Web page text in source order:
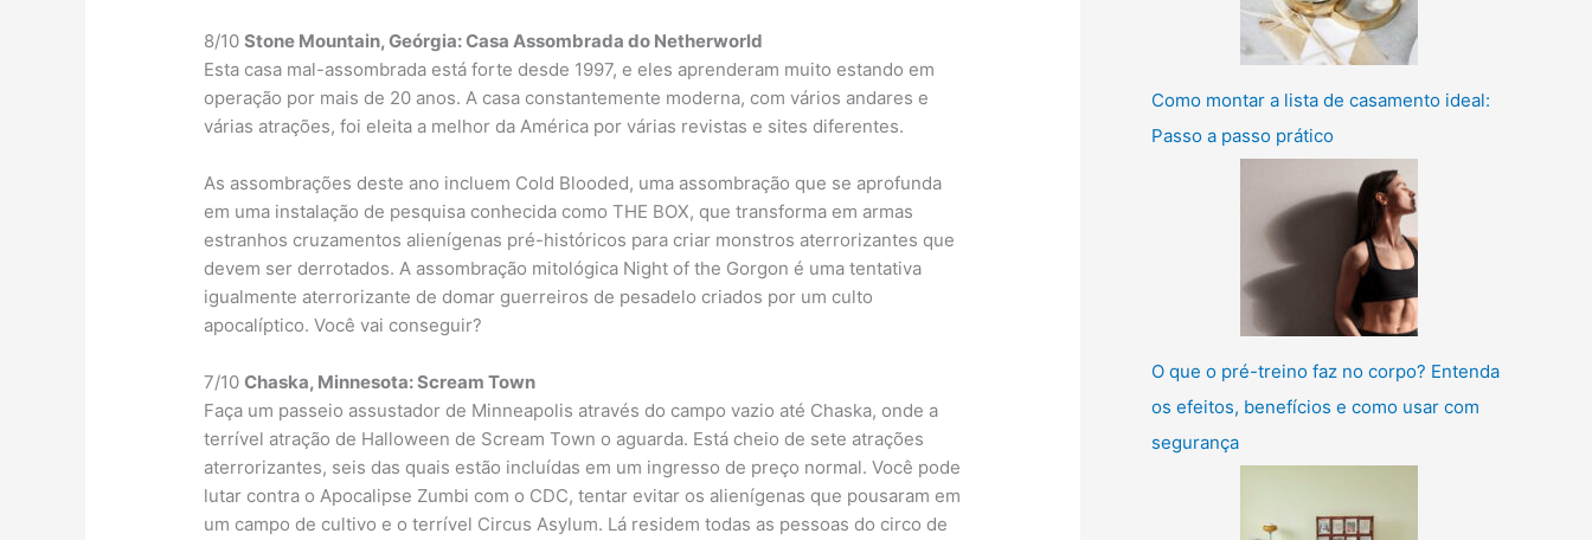
8/10Stone Mountain, Geórgia: Casa Assombrada do Netherworld
Esta casa mal-assombrada está forte desde 1997, e eles aprenderam muito estando em
operação por mais de 20 anos. A casa constantemente moderna, com vários andares e
várias atrações, foi eleita a melhor da América por várias revistas e sites diferentes.
As assombrações deste ano incluem Cold Blooded, uma assombração que se aprofunda
em uma instalação de pesquisa conhecida como THE BOX, que transforma em armas
estranhos cruzamentos alienígenas pré-históricos para criar monstros aterrorizantes que
devem ser derrotados. A assombração mitológica Night of the Gorgon é uma tentativa
igualmente aterrorizante de domar guerreiros de pesadelo criados por um culto
apocalíptico. Você vai conseguir?
7/10Chaska, Minnesota: Scream Town
Faça um passeio assustador de Minneapolis através do campo vazio até Chaska, onde a
terrível atração de Halloween de Scream Town o aguarda. Está cheio de sete atrações
aterrorizantes, seis das quais estão incluídas em um ingresso de preço normal. Você pode
lutar contra o Apocalipse Zumbi com o CDC, tentar evitar os alienígenas que pousaram em
um campo de cultivo e o terrível Circus Asylum. Lá residem todas as pessoas do circo de
Como montar a lista de casamento ideal:
Passo a passo prático
O que o pré-treino faz no corpo? Entenda
os efeitos, benefícios e como usar com
segurança